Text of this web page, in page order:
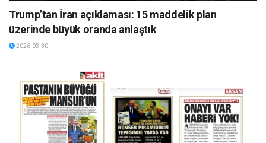
Trump’tan İran açıklaması: 15 maddelik plan
üzerinde büyük oranda anlaştık
2026-03-30